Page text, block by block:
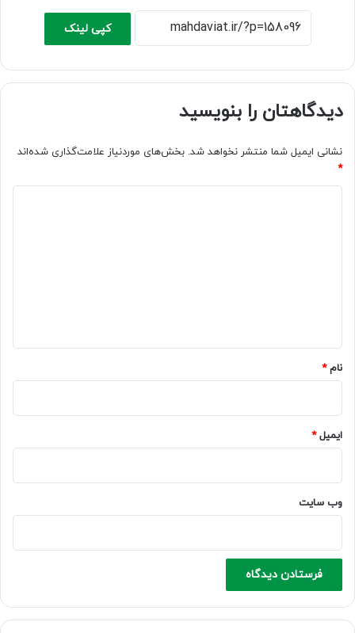
کپی لینک
دیدگاهتان را بنویسید
نشانی ایمیل شما منتشر نخواهد شد. بخش‌های موردنیاز علامت‌گذاری شده‌اند
*
نام*
ایمیل*
وب‌ سایت